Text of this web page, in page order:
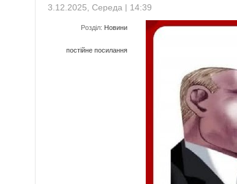
3.12.2025, Середа | 14:39
Розділ: Новини
постійне посилання